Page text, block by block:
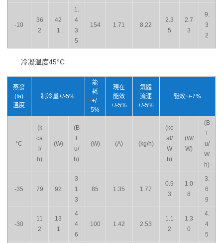
-10
36
2
42
1
1.
4
3
5
154 1.71 8.22
2.3
5
2.7
3
9.
3
2
冷凝溫度45°C
蒸發
(fā)
溫度
制冷量+/-5%
能
耗
+/-
5%
現在
能效
+/-5%
氣體
流速
+/-5%
能效+/-7%
°C
(k
ca
l/
h)
(W)
(B
t
u/
h)
(W) (A) (kg/h)
(kc
al/
W
h)
(W/
W)
(B
t
u/
W
h)
-35 79 92
3
1
3
85 1.35 1.77
0.9
3
1.0
8
3.
6
9
-30
11
2
13
1
4
4
6
100 1.42 2.53
1.1
2
1.3
0
4.
4
5